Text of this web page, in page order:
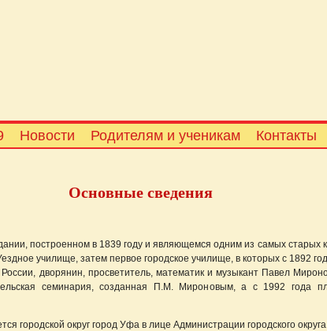
Новости Родителям и ученикам Контакты
Основные сведения
построенном в 1839 году и являющемся одним из самых старых
училище, затем первое городское училище, в которых с 1892
дворянин, просветитель, математик и музыкант Павел
семинария, созданная П.М. Мироновым, а с 1992 года
городской округ город Уфа в лице Администрации городского